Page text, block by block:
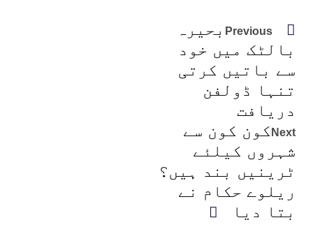
Previous بحیرہ
بالٹک میں خود
سے باتیں کرتی
تنہا ڈولفن
دریافت
Next کون کون سے
شہروں کیلئے
ٹرینیں بند ہیں؟
ریلوے حکام نے
بتا دیا